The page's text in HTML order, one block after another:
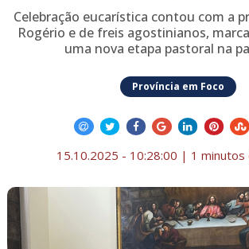
Celebração eucarística contou com a
Rogério e de freis agostinianos,
uma nova etapa pastoral na
Província em Foco
15.10.2025 - 10:28:00 | 1 minutos